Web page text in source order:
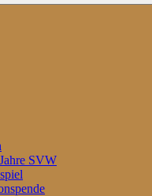
SVW